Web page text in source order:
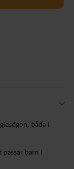
båda i
barn i